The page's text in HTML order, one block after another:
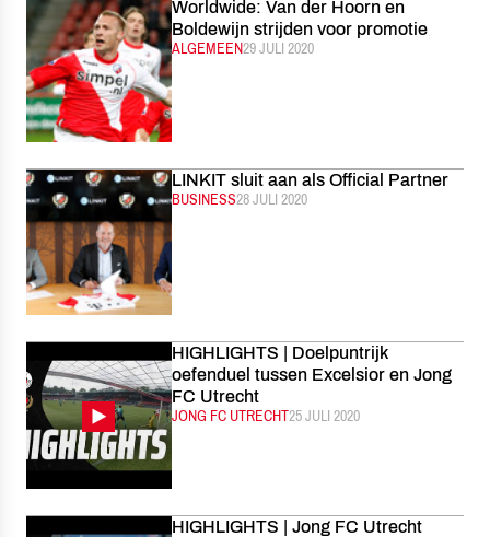
Worldwide: Van der Hoorn en
Boldewijn strijden voor promotie
CATEGORIE:
ALGEMEENGEPUBLICEERD:
29 JULI 2020
LINKIT sluit aan als Official Partner
CATEGORIE:
BUSINESSGEPUBLICEERD:
28 JULI 2020
HIGHLIGHTS | Doelpuntrijk
oefenduel tussen Excelsior en Jong
FC Utrecht
CATEGORIE:
JONG FC UTRECHTGEPUBLICEERD:
25 JULI 2020
HIGHLIGHTS | Jong FC Utrecht